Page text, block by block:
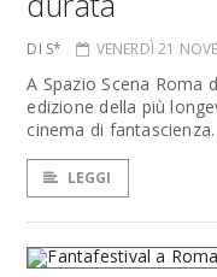
DI S* VENERDÌ 21
A Spazio Scena Roma
edizione della più
cinema di fantascienza.
LEGGI